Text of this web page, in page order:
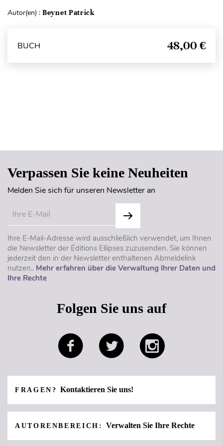
Autor(en) : Beynet Patrick
BUCH 48,00 €
Verpassen Sie keine Neuheiten
Melden Sie sich für unseren Newsletter an
Ihre E-Mail-Adresse wird ausschließlich verwendet, um Ihnen
die Newsletter der Éditions Ellipses zuzusenden. Sie können
jederzeit den in der Newsletter enthaltenen Abmeldelink
nutzen.. Mehr erfahren über die Verwaltung Ihrer Daten und
Ihre Rechte
Folgen Sie uns auf
FRAGEN?Kontaktieren Sie uns!
AUTORENBEREICH: Verwalten Sie Ihre Rechte